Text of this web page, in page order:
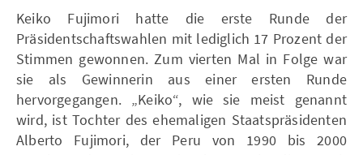
Keiko Fujimori hatte die erste Runde der
Präsidentschaftswahlen mit lediglich 17 Prozent der
Stimmen gewonnen. Zum vierten Mal in Folge war
sie als Gewinnerin aus einer ersten Runde
hervorgegangen. „Keiko“, wie sie meist genannt
wird, ist Tochter des ehemaligen Staatspräsidenten
Alberto Fujimori, der Peru von 1990 bis 2000